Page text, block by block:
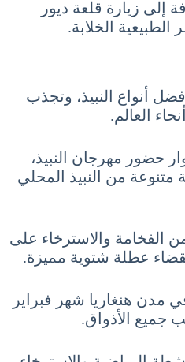
إلى زيارة قلعة ديور
الطبيعية الخلابة.
أنواع النبيذ، وتجذب
العالم.
حضور مهرجان النبيذ،
من النبيذ المحلي
الفخامة والاسترخاء على
لقضاء عطلة شتوية مميزة.
مدن هنغاريا شهر فبراير
جميع الأذواق.